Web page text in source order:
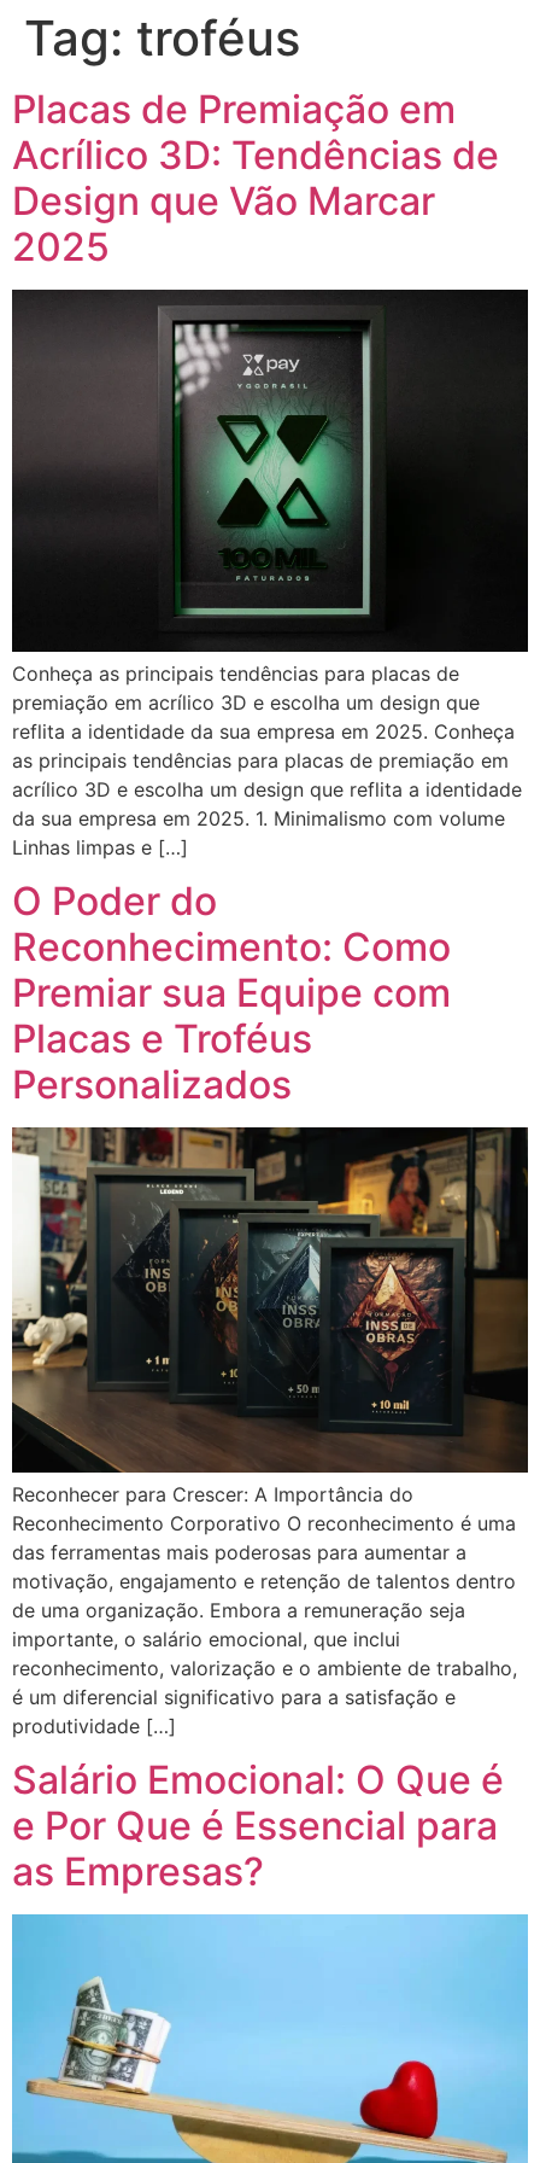
Tag: troféus
Placas de Premiação em
Acrílico 3D: Tendências de
Design que Vão Marcar
2025
Conheça as principais tendências para placas de
premiação em acrílico 3D e escolha um design que
reflita a identidade da sua empresa em 2025. Conheça
as principais tendências para placas de premiação em
acrílico 3D e escolha um design que reflita a identidade
da sua empresa em 2025. 1. Minimalismo com volume
Linhas limpas e […]
O Poder do
Reconhecimento: Como
Premiar sua Equipe com
Placas e Troféus
Personalizados
Reconhecer para Crescer: A Importância do
Reconhecimento Corporativo O reconhecimento é uma
das ferramentas mais poderosas para aumentar a
motivação, engajamento e retenção de talentos dentro
de uma organização. Embora a remuneração seja
importante, o salário emocional, que inclui
reconhecimento, valorização e o ambiente de trabalho,
é um diferencial significativo para a satisfação e
produtividade […]
Salário Emocional: O Que é
e Por Que é Essencial para
as Empresas?